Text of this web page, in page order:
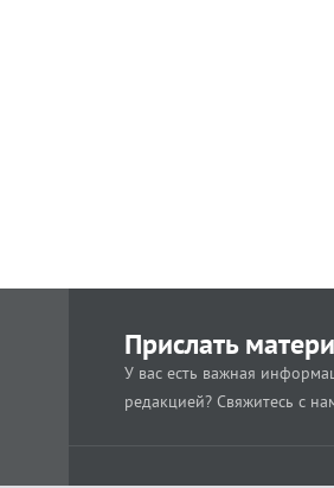
Прислать
У вас есть важная
редакцией? Свяжитесь с